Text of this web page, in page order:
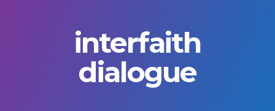
interfaith
dialogue